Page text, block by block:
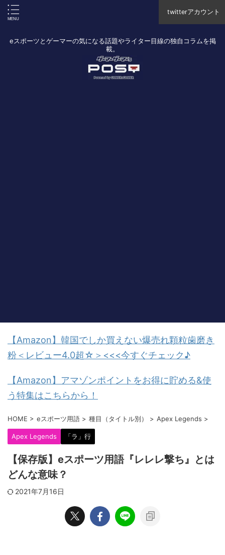
twitterアカウント
eスポーツとゲーマーの気になる話題やライター目線の独自コラムを掲
載。
【Amazon】韓国でしか買えない爆売れ顆粒歯磨き
粉＜レビュー4.0超☆＞<<<今すぐチェック♪
【Amazon】アマゾンポイントをお得に貯める&使
う特集はこちらから！
HOME > eスポーツ用語 > 種目（タイトル別） > Apex Legends >
Apex Legends 「ラ」行
【保存版】eスポーツ用語『レレレ撃ち』とは
どんな意味？
2021年7月16日